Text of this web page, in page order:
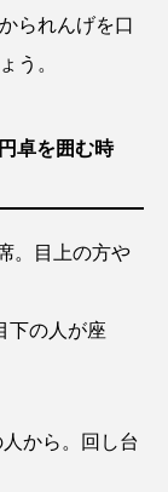
られんげを口
う。
卓を囲む時
。目上の方や
下の人が座
から。回し台